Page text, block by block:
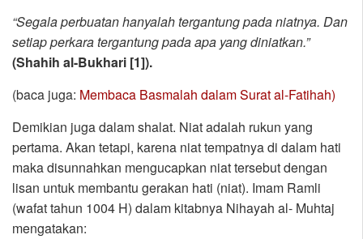
“Segala perbuatan hanyalah tergantung pada niatnya. Dan
setiap perkara tergantung pada apa yang diniatkan.”
(Shahih al-Bukhari [1]).
(baca juga: Membaca Basmalah dalam Surat al-Fatihah)
Demikian juga dalam shalat. Niat adalah rukun yang
pertama. Akan tetapi, karena niat tempatnya di dalam hati
maka disunnahkan mengucapkan niat tersebut dengan
lisan untuk membantu gerakan hati (niat). Imam Ramli
(wafat tahun 1004 H) dalam kitabnya Nihayah al- Muhtaj
mengatakan: